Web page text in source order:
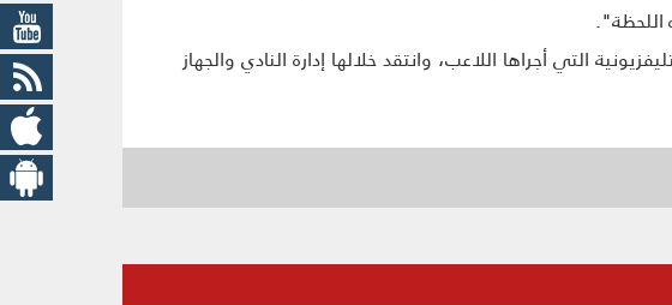
اللحظة".
التي أجراها اللاعب، وانتقد خلالها إدارة النادي والجهاز